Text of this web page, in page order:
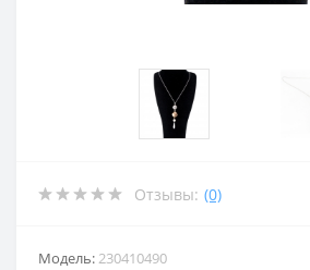
Отзывы: (0)
Модель:230410490